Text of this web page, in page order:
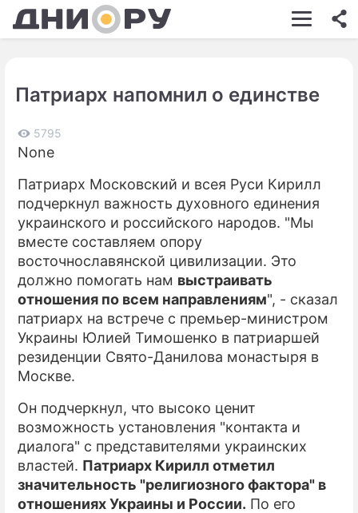
ШОУ-БИЗНЕС
КИНО
ЭКОНОМИКА
ПРОИСШЕСТВИЯ
СОННИК
СТИЛЬ ЖИЗНИ
СЕРИАЛЫ
ИГРЫ
О ПРОЕКТЕ
Патриарх напомнил о единствe
5795
None
Патриарх Московский и всея Руси Кирилл
подчеркнул важность духовного единения
украинского и российского народов. "Мы
вместе составляем опору
восточнославянской цивилизации. Это
должно помогать нам выстраивать
отношения по всем направлениям", - сказал
патриарх на встрече с премьер-министром
Украины Юлией Тимошенко в патриаршей
резиденции Свято-Данилова монастыря в
Москве.
Он подчеркнул, что высоко ценит
возможность установления "контакта и
диалога" с представителями украинских
властей. Патриарх Кирилл отметил
значительность "религиозного фактора" в
отношениях Украины и России. По его